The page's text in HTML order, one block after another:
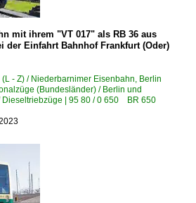
mit ihrem "VT 017" als RB 36 aus
der Einfahrt Bahnhof Frankfurt (Oder)
(L - Z) / Niederbarnimer Eisenbahn, Berlin
(Bundesländer) / Berlin und
Dieseltriebzüge | 95 80 / 0 650 BR 650